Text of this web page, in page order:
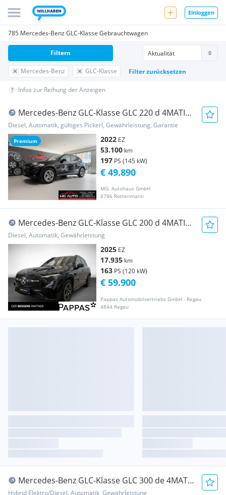
Einloggen
785 Mercedes-Benz GLC-Klasse Gebrauchtwagen
Mercedes-Benz GLC-Klasse Filter zurücksetzen
Filtern
Infos zur Reihung der Anzeigen
Premium
Mercedes-Benz GLC-Klasse GLC 220 d 4MATIC
Aut. *AMG-LINE*RFK*AHK*GARANTIE
Diesel, Automatik, gültiges Pickerl, Gewährleistung, Garantie
2022 EZ
53.100 km
197 PS (145 kW)
MG. Autohaus GmbH
8786 Rottenmann
€ 49.890
Mercedes-Benz GLC-Klasse GLC 200 d 4MATIC
Österreich-Edition AMG Line Pre
Diesel, Automatik, Gewährleistung
2025 EZ
17.935 km
163 PS (120 kW)
Pappas Automobilvertriebs GmbH - Regau
4844 Regau
€ 59.900
Mercedes-Benz GLC-Klasse GLC 300 de 4MATIC
Hybrid Pano, AHK, Dis,HU
Hybrid Elektro/Diesel, Automatik, Gewährleistung